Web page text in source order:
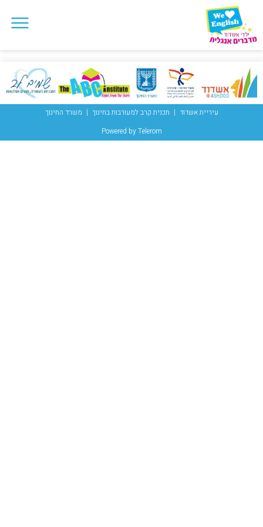
עיריית אשדוד תכנית קרב למעורבות בחינוך
משרד החינוך
Powered by Telerom